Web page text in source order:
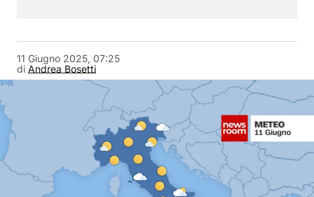
di Andrea Bosetti
11 Giugno 2025, 07:25